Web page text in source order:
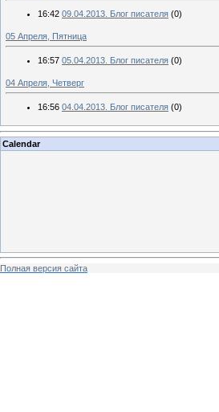
16:42 09.04.2013. Блог писателя (0)
05 Апреля, Пятница
16:57 05.04.2013. Блог писателя (0)
04 Апреля, Четверг
16:56 04.04.2013. Блог писателя (0)
Calendar
Полная версия сайта